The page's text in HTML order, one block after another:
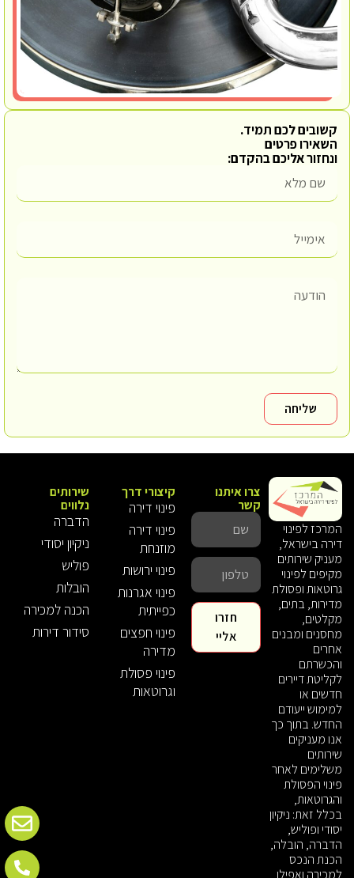
קשובים לכם תמיד.
השאירו פרטים
ונחזור אליכם בהקדם:
שליחה
המרכז לפינוי
דירה בישראל,
מעניק שירותים
מקיפים לפינוי
גרוטאות ופסולת
מדירות, בתים,
מקלטים,
מחסנים ומבנים
אחרים
והכשרתם
לקליטת דיירים
חדשים או
למימוש ייעודם
החדש. בתוך כך
אנו מעניקים
שירותים
משלימים לאחר
פינוי הפסולת
והגרוטאות,
בכלל זאת: ניקיון
יסודי ופוליש,
הדברה, הובלה,
הכנת הנכס
למכירה ואפילו
קיצורי דרך
פינוי דירה
פינוי דירה
מוזנחת
פינוי ירושות
פינוי אגרנות
כפייתית
פינוי חפצים
מדירה
פינוי פסולת
וגרוטאות
שירותים
נלווים
הדברה
ניקיון יסודי
פוליש
הובלות
הכנה למכירה
סידור דירות
צרו איתנו
קשר
חזרו
אליי